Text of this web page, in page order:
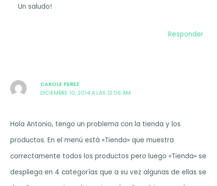
Un saludo!
Responder
CAROLE PEREZ
DICIEMBRE 10, 2014 A LAS 12:06 AM
Hola Antonio, tengo un problema con la tienda y los
productos. En el menú está «Tienda» que muestra
correctamente todos los productos pero luego «Tienda» se
despliega en 4 categorías que a su vez algunas de ellas se